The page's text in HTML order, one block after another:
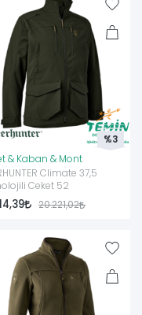
& Kaban & Mont
Climate 37,5
Ceket 52
20.221,02
%3